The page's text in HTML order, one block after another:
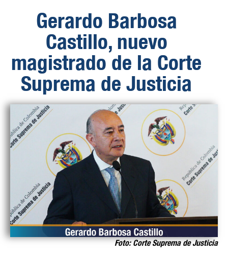
Gerardo Barbosa
Castillo, nuevo
magistrado de la Corte
Suprema de Justicia
Foto: Corte Suprema de Justicia